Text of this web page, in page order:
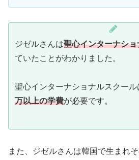
ジゼルさんは聖心インターナシ
ていたことがわかりました。
聖心インターナショナルスクール
万以上の学費が必要です。
また、ジゼルさんは韓国で生まれ